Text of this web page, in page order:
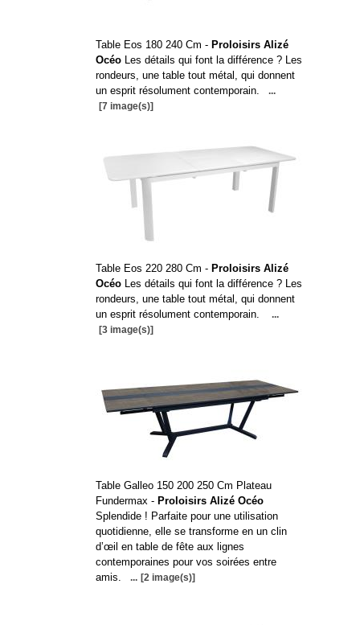
Table Eos 180 240 Cm - Proloisirs Alizé
OcéoLes détails qui font la différence ? Les
rondeurs, une table tout métal, qui donnent
un esprit résolument contemporain.
...
[7 image(s)]
Table Eos 220 280 Cm - Proloisirs Alizé
OcéoLes détails qui font la différence ? Les
rondeurs, une table tout métal, qui donnent
un esprit résolument contemporain.
...
[3 image(s)]
Table Galleo 150 200 250 Cm Plateau
Fundermax - Proloisirs Alizé Océo
Splendide ! Parfaite pour une utilisation
quotidienne, elle se transforme en un clin
d’œil en table de fête aux lignes
contemporaines pour vos soirées entre
amis.
... [2 image(s)]